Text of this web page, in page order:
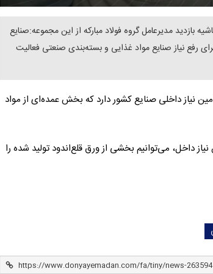
بازدید مدیرعامل گروه فولاد مبارکه از این مجموعه:صنایع
رفع نیاز صنایع مواد غذایی و بسته‌بندی صنعتی فعالیت
نقش مهمی در تأمین نیاز داخلی صنایع کشور دارد که بخش عمده‌ای از مواد
داخل، می‌توانیم بخشی از ورق قلع‌اندود تولید شده را